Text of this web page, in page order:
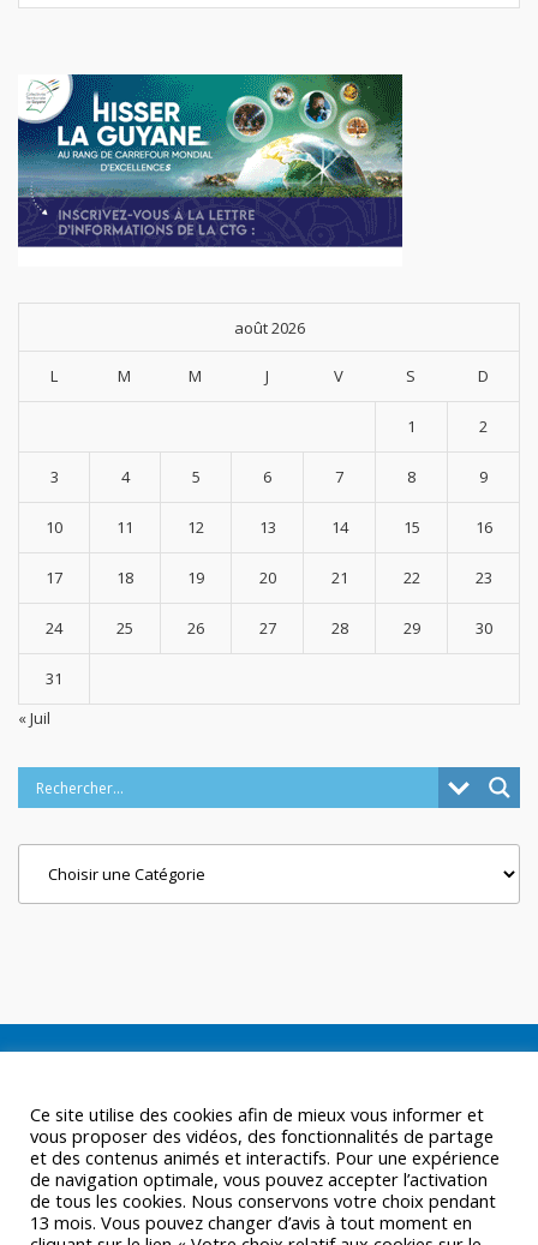
août 2026
L M M J V S D
1 2
3 4 5 6 7 8 9
10 11 12 13 14 15 16
17 18 19 20 21 22 23
24 25 26 27 28 29 30
31
« Juil
Ce site utilise des cookies afin de mieux vous informer et
vous proposer des vidéos, des fonctionnalités de partage
et des contenus animés et interactifs. Pour une expérience
de navigation optimale, vous pouvez accepter l’activation
de tous les cookies. Nous conservons votre choix pendant
13 mois. Vous pouvez changer d’avis à tout moment en